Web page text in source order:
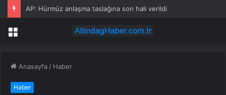
AP: Hürmüz anlaşma taslağına son hali verildi
Menü
Anasayfa / Haber
Haber